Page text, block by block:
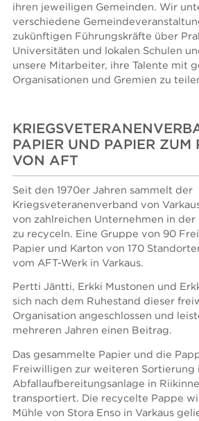
ihren jeweiligen Gemeinden. Wir
verschiedene
zukünftigen Führungskräfte über
Universitäten und lokalen Schulen
unsere Mitarbeiter, ihre Talente mit
Organisationen und Gremien zu
PAPIER UND PAPIER ZUM
VON AFT
Seit den 1970er Jahren sammelt der
Kriegsveteranenverband von
von zahlreichen Unternehmen in der
zu recyceln. Eine Gruppe von 90
Papier und Karton von 170
vom AFT-Werk in Varkaus.
Pertti Jäntti, Erkki Mustonen und
sich nach dem Ruhestand dieser
Organisation angeschlossen und
mehreren Jahren einen Beitrag.
Das gesammelte Papier und die
Freiwilligen zur weiteren Sortierung
Abfallaufbereitungsanlage in
transportiert. Die recycelte Pappe
Mühle von Stora Enso in Varkaus